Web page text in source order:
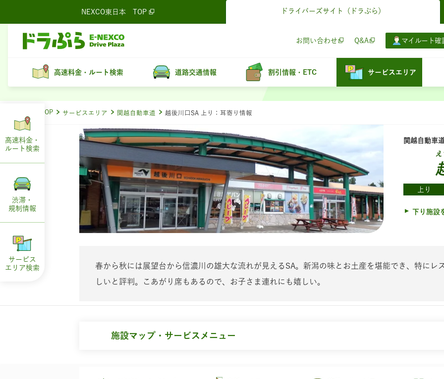
NEXCO東日本 TOP ドライバーズサイト （ドラぷら）
お問い合わせ Q&A マイルート確
高速料金・ルート検索 道路交通情報 割引情報・ETC サービスエリア
ドラぷらTOP サービスエリア 関越自動車道 越後川口SA 上り：耳寄り情報
関越自動車
上り
下り施設
春から秋には展望台から信濃川の雄大な流れが見えるSA。新潟の味とお土産を堪能でき、特にレ
しいと評判。こあがり席もあるので、お子さま連れにも嬉しい。
施設マップ・サービスメニュー
高速料金・
ルート 検索
渋滞・
規制情報
サービス
エリア検索